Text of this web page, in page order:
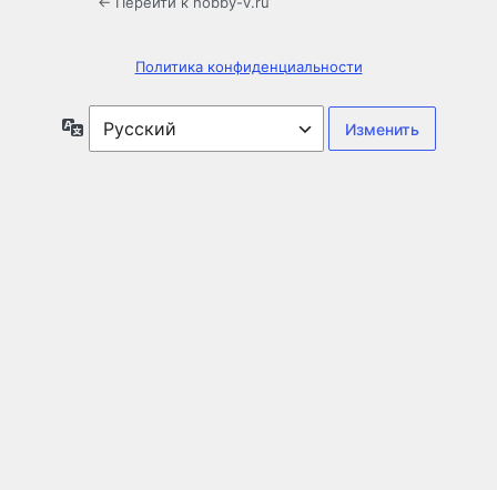
Политика конфиденциальности
Язык